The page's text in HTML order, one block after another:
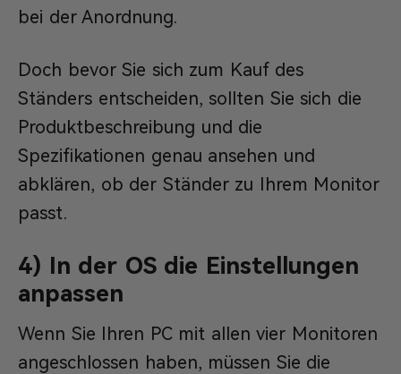
bei der Anordnung.
Doch bevor Sie sich zum Kauf des
Ständers entscheiden, sollten Sie sich die
Produktbeschreibung und die
Spezifikationen genau ansehen und
abklären, ob der Ständer zu Ihrem Monitor
passt.
4) In der OS die Einstellungen
anpassen
Wenn Sie Ihren PC mit allen vier Monitoren
angeschlossen haben, müssen Sie die